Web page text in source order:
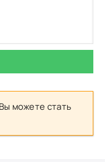
можете стать